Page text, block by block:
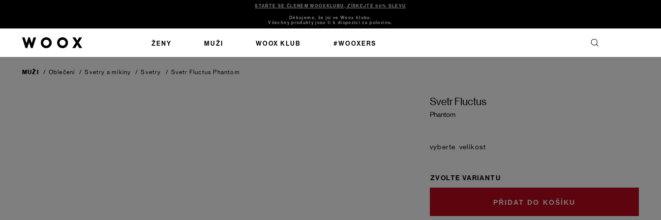
STAŇTE SE ČLENEM WOOXKLUBU, ZÍSKEJTE 50% SLEVU
Děkujeme, že jsi ve Woox klubu.
Všechny produkty jsou ti k dispozici za polovinu.
ŽENY MUŽI WOOX KLUB #WOOXERS
MUŽI / Oblečení / Svetry a mikiny / Svetry / Svetr Fluctus Phantom
Svetr Fluctus
Phantom
velikost
ZVOLTE VARIANTU
DO KOŠÍKU